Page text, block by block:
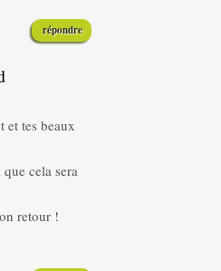
répondre
et tes beaux
cela sera
retour !